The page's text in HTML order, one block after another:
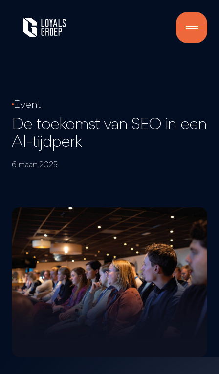
Event
De toekomst van SEO in een
AI-tijdperk
6 maart 2025